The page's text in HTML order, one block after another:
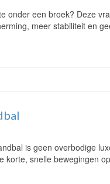
onder een broek? Deze
meer stabiliteit en
is geen overbodige
korte, snelle bewegingen